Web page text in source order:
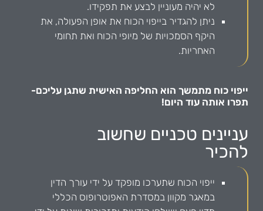
לא יהיה מעוניין לבצע את תפקידו.
ניתן להגדיר בייפוי הכוח את אופן הפעולה, את
היקף הסמכויות של מיופי הכוח ואת תחומי
האחריות.
ייפוי כוח מתמשך הוא החליפה האישית שתגן עליכם-
תפרו אותה עוד היום!
עניינים טכניים שחשוב
להכיר
ייפוי הכוח שתערכו מופקד על ידי עורך הדין
במאגר מקוון במסדרת האפוטרופוס הכללי